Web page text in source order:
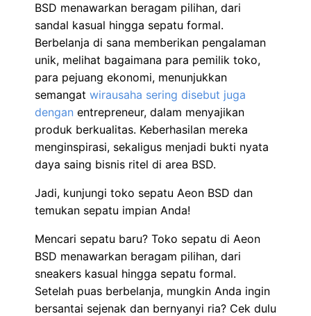
BSD menawarkan beragam pilihan, dari
sandal kasual hingga sepatu formal.
Berbelanja di sana memberikan pengalaman
unik, melihat bagaimana para pemilik toko,
para pejuang ekonomi, menunjukkan
semangat wirausaha sering disebut juga
dengan entrepreneur, dalam menyajikan
produk berkualitas. Keberhasilan mereka
menginspirasi, sekaligus menjadi bukti nyata
daya saing bisnis ritel di area BSD.
Jadi, kunjungi toko sepatu Aeon BSD dan
temukan sepatu impian Anda!
Mencari sepatu baru? Toko sepatu di Aeon
BSD menawarkan beragam pilihan, dari
sneakers kasual hingga sepatu formal.
Setelah puas berbelanja, mungkin Anda ingin
bersantai sejenak dan bernyanyi ria? Cek dulu